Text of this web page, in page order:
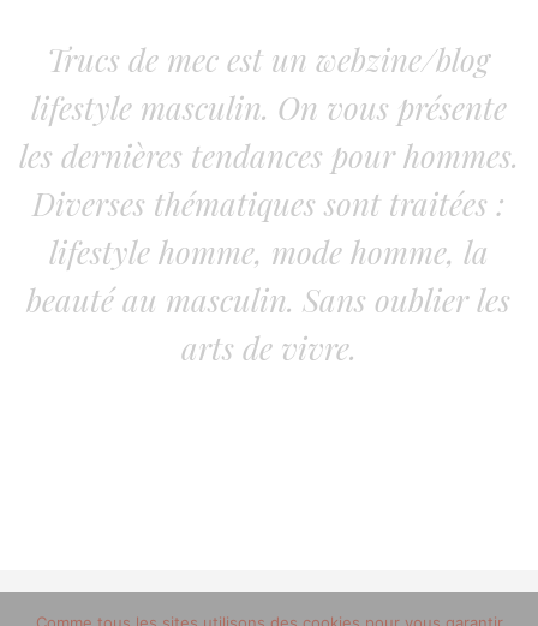
Trucs de mec est un webzine/blog
lifestyle masculin. On vous présente
les dernières tendances pour hommes.
Diverses thématiques sont traitées :
lifestyle homme, mode homme, la
beauté au masculin. Sans oublier les
arts de vivre.